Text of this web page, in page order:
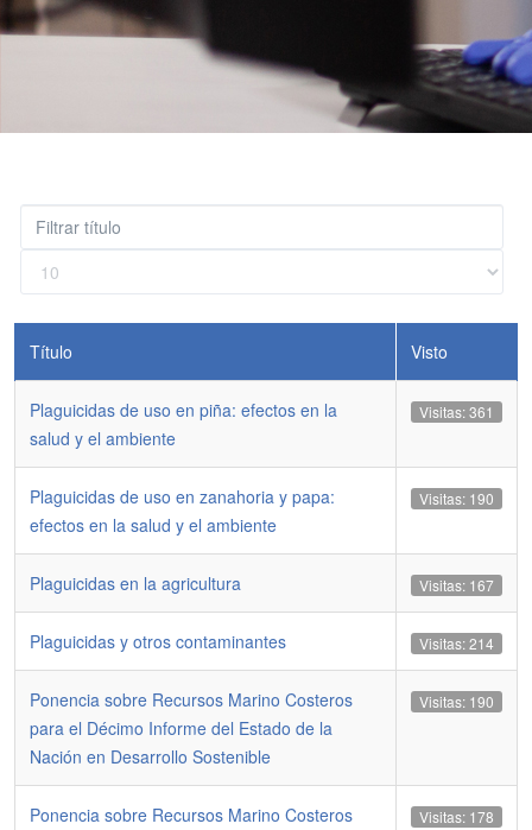
Filtrar
título
Cantidad
a
mostrar
Título
Visto
Plaguicidas de uso en piña: efectos en la
salud y el ambiente
Visitas: 361
Plaguicidas de uso en zanahoria y papa:
efectos en la salud y el ambiente
Visitas: 190
Plaguicidas en la agricultura Visitas: 167
Plaguicidas y otros contaminantes Visitas: 214
Ponencia sobre Recursos Marino Costeros
para el Décimo Informe del Estado de la
Nación en Desarrollo Sostenible
Visitas: 190
Ponencia sobre Recursos Marino Costeros
Visitas: 178